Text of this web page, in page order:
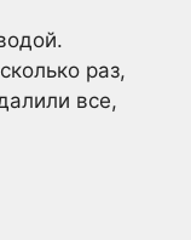
раз,
все,